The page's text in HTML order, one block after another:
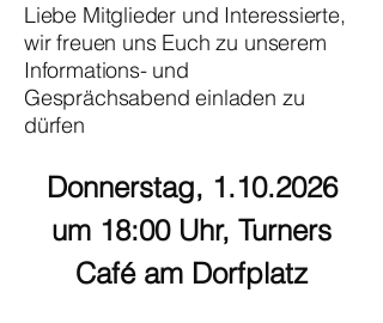
Liebe Mitglieder und Interessierte,
wir freuen uns Euch zu unserem
Informations- und
Gesprächsabend einladen zu
dürfen
Donnerstag, 1.10.2026
um 18:00 Uhr, Turners
Café am Dorfplatz